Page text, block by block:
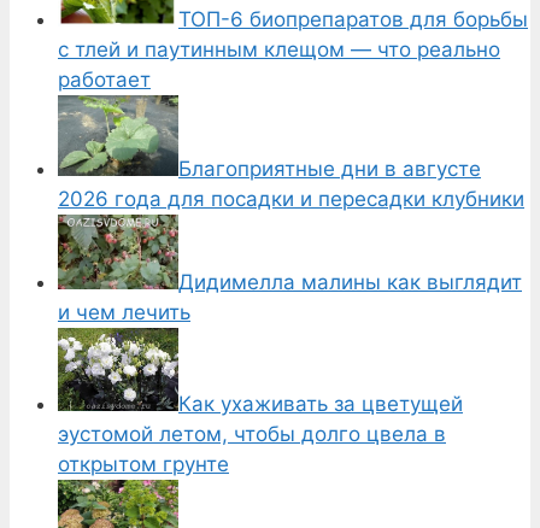
ТОП-6 биопрепаратов для борьбы
с тлей и паутинным клещом — что реально
работает
Благоприятные дни в августе
2026 года для посадки и пересадки клубники
Дидимелла малины как выглядит
и чем лечить
Как ухаживать за цветущей
эустомой летом, чтобы долго цвела в
открытом грунте